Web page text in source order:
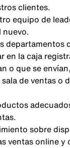
clientes.
equipo de
nuevo.
departamentos
en la caja
o que se
de ventas o
sobre
ventas online y